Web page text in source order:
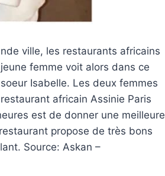
ville, les restaurants africains
femme voit alors dans ce
Isabelle. Les deux femmes
africain Assinie Paris
est de donner une meilleure
propose de très bons
Source: Askan –